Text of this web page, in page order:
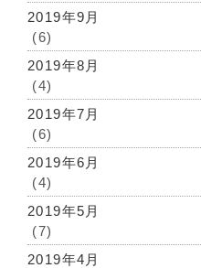
2019年9月
(6)
2019年8月
(4)
2019年7月
(6)
2019年6月
(4)
2019年5月
(7)
2019年4月